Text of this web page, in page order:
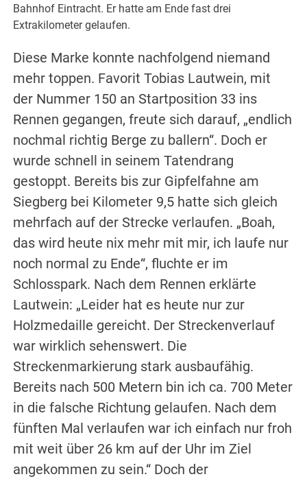
Bahnhof Eintracht. Er hatte am Ende fast drei
Extrakilometer gelaufen.
Diese Marke konnte nachfolgend niemand
mehr toppen. Favorit Tobias Lautwein, mit
der Nummer 150 an Startposition 33 ins
Rennen gegangen, freute sich darauf, „endlich
nochmal richtig Berge zu ballern“. Doch er
wurde schnell in seinem Tatendrang
gestoppt. Bereits bis zur Gipfelfahne am
Siegberg bei Kilometer 9,5 hatte sich gleich
mehrfach auf der Strecke verlaufen. „Boah,
das wird heute nix mehr mit mir, ich laufe nur
noch normal zu Ende“, fluchte er im
Schlosspark. Nach dem Rennen erklärte
Lautwein: „Leider hat es heute nur zur
Holzmedaille gereicht. Der Streckenverlauf
war wirklich sehenswert. Die
Streckenmarkierung stark ausbaufähig.
Bereits nach 500 Metern bin ich ca. 700 Meter
in die falsche Richtung gelaufen. Nach dem
fünften Mal verlaufen war ich einfach nur froh
mit weit über 26 km auf der Uhr im Ziel
angekommen zu sein.“ Doch der